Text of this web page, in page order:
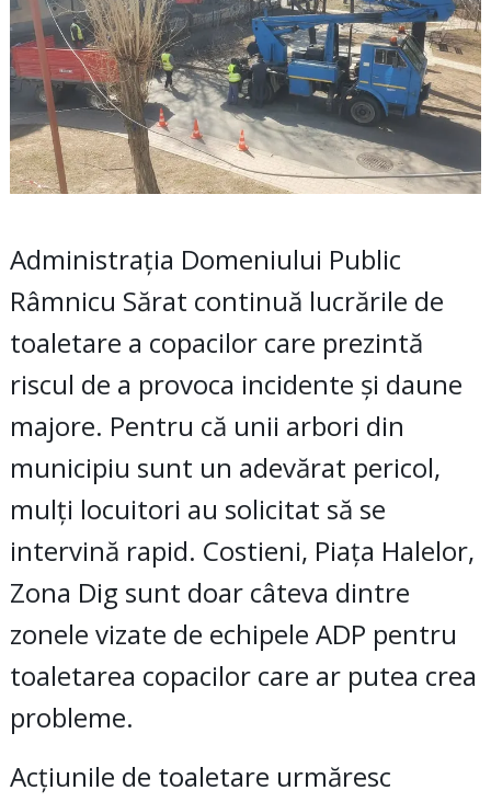
Administrația Domeniului Public
Râmnicu Sărat continuă lucrările de
toaletare a copacilor care prezintă
riscul de a provoca incidente și daune
majore. Pentru că unii arbori din
municipiu sunt un adevărat pericol,
mulți locuitori au solicitat să se
intervină rapid. Costieni, Piața Halelor,
Zona Dig sunt doar câteva dintre
zonele vizate de echipele ADP pentru
toaletarea copacilor care ar putea crea
probleme.
Acțiunile de toaletare urmăresc